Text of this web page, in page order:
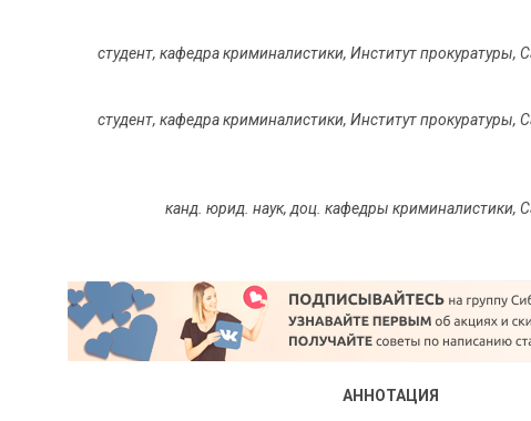
студент, кафедра криминалистики, Институт прокуратуры,
студент, кафедра криминалистики, Институт прокуратуры,
канд. юрид. наук, доц. кафедры криминалистики,
АННОТАЦИЯ